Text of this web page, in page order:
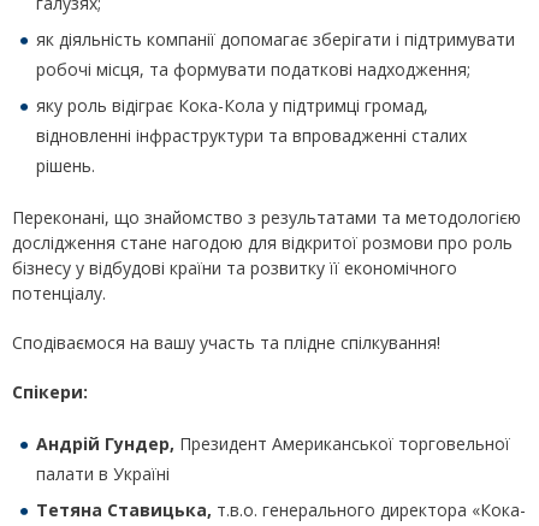
як діяльність компанії допомагає зберігати і підтримувати
робочі місця, та формувати податкові надходження;
яку роль відіграє Кока-Кола у підтримці громад,
відновленні інфраструктури та впровадженні сталих
рішень.
Переконані, що знайомство з результатами та методологією
дослідження стане нагодою для відкритої розмови про роль
бізнесу у відбудові країни та розвитку її економічного
потенціалу.
Сподіваємося на вашу участь та плідне спілкування!
Спікери:
Андрій Гундер, Президент Американської торговельної
палати в Україні
Тетяна Ставицька, т.в.о. генерального директора «Кока-